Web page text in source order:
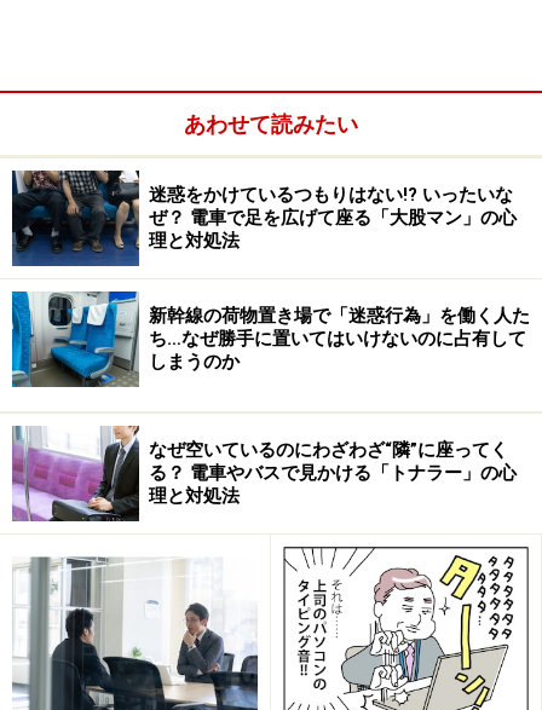
言葉遣いが少々ぞんざいでも、自分は仕事をきちんとし
ているから大丈夫。そんなふうに思っている人には、
「同じ職場のメンバーにイライラさせられたり、困った
ことがあったりした経験」という調査の結果（＊1）を
ご紹介したいと思います。
同じ職場のメンバーにイライラさせられたり、困ったこ
あわせて読みたい
迷惑をかけているつもりはない!? いったいな
ぜ？ 電車で足を広げて座る「大股マン」の心
理と対処法
新幹線の荷物置き場で「迷惑行為」を働く人た
ち…なぜ勝手に置いてはいけないのに占有して
しまうのか
なぜ空いているのにわざわざ“隣”に座ってく
る？ 電車やバスで見かける「トナラー」の心
理と対処法